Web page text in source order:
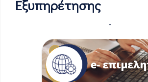
Εξυπηρέτησης
-